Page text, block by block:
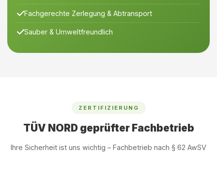
Fachgerechte Zerlegung & Abtransport
Sauber & Umweltfreundlich
ZERTIFIZIERUNG
TÜV NORD geprüfter Fachbetrieb
Ihre Sicherheit ist uns wichtig – Fachbetrieb nach § 62 AwSV